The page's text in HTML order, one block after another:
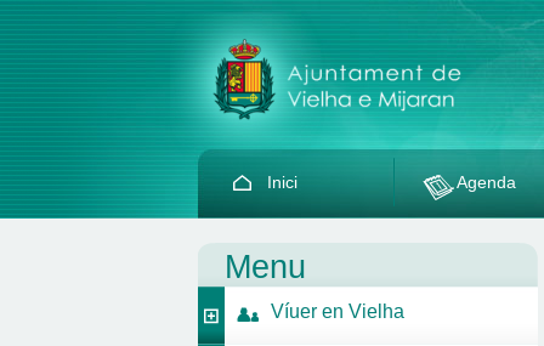
Inici Agenda
Menu
Víuer en Vielha